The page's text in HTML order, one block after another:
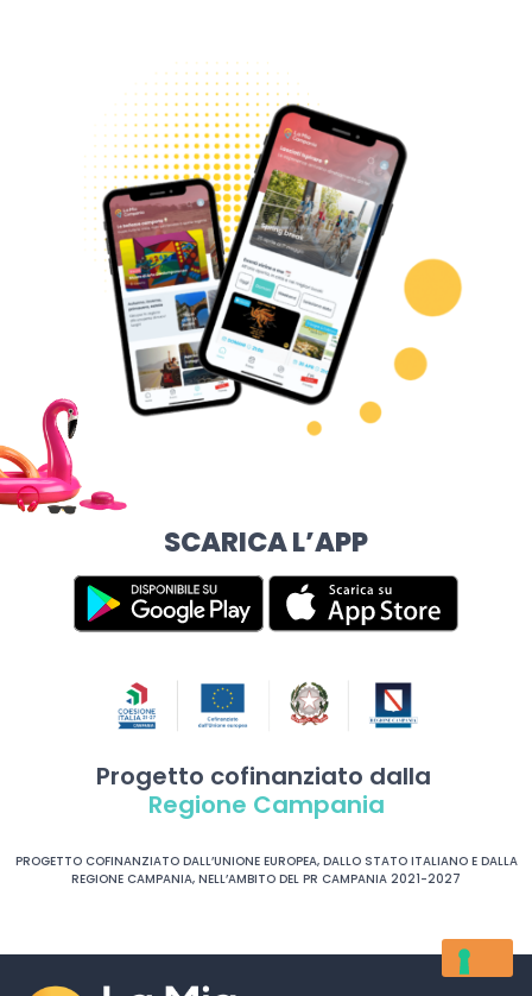
SCARICA L’APP
Progetto cofinanziato dalla
Regione Campania
PROGETTO COFINANZIATO DALL’UNIONE EUROPEA, DALLO STATO ITALIANO E DALLA
REGIONE CAMPANIA, NELL’AMBITO DEL PR CAMPANIA 2021-2027